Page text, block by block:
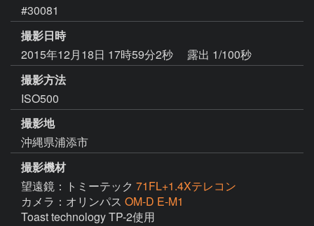
#30081
撮影日時
2015年12月18日 17時59分2秒
露出 1/100秒
撮影方法
ISO500
撮影地
沖縄県浦添市
撮影機材
望遠鏡：トミーテック 71FL+1.4Xテレコン
カメラ：オリンパス OM-D E-M1
Toast technology TP-2使用